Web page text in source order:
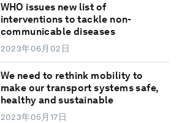
WHO issues new list of
interventions to tackle non-
communicable diseases
2023年06月02日
We need to rethink mobility to
make our transport systems safe,
healthy and sustainable
2023年05月17日